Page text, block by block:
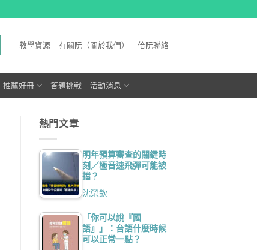
教學資源 有關阮（關於我們） 佮阮聯絡
推薦好冊 答題挑戰 活動消息
熱門文章
明年預算審查的關鍵時
刻／極音速飛彈可能被
擋？
沈榮欽
「你可以說『國
語』」：台語什麼時候
可以正常一點？